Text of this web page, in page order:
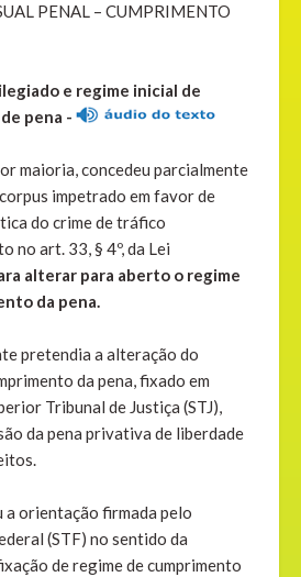
PENAL – CUMPRIMENTO
e regime inicial de
pena -
maioria, concedeu parcialmente
impetrado em favor de
do crime de tráfico
no art. 33, § 4º, da Lei
alterar para aberto o regime
da pena.
pretendia a alteração do
da pena, fixado em
Tribunal de Justiça (STJ),
da pena privativa de liberdade
orientação firmada pelo
(STF) no sentido da
de regime de cumprimento